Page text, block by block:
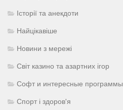
Історії та анекдоти
Найцікавіше
Новини з мережі
Світ казино та азартних ігор
Софт и интересные программы
Спорт і здоров'я